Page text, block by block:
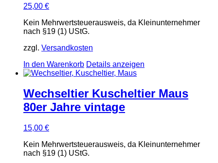
25,00 €
Kein Mehrwertsteuerausweis, da Kleinunternehmer
nach §19 (1) UStG.
zzgl. Versandkosten
In den Warenkorb Details anzeigen
Wechseltier Kuscheltier Maus
80er Jahre vintage
15,00 €
Kein Mehrwertsteuerausweis, da Kleinunternehmer
nach §19 (1) UStG.